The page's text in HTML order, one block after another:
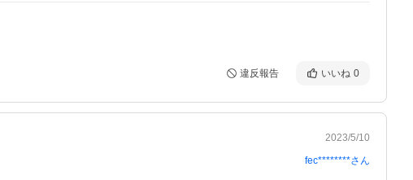
違反報告 いいね 0
2023/5/10
fec********さん